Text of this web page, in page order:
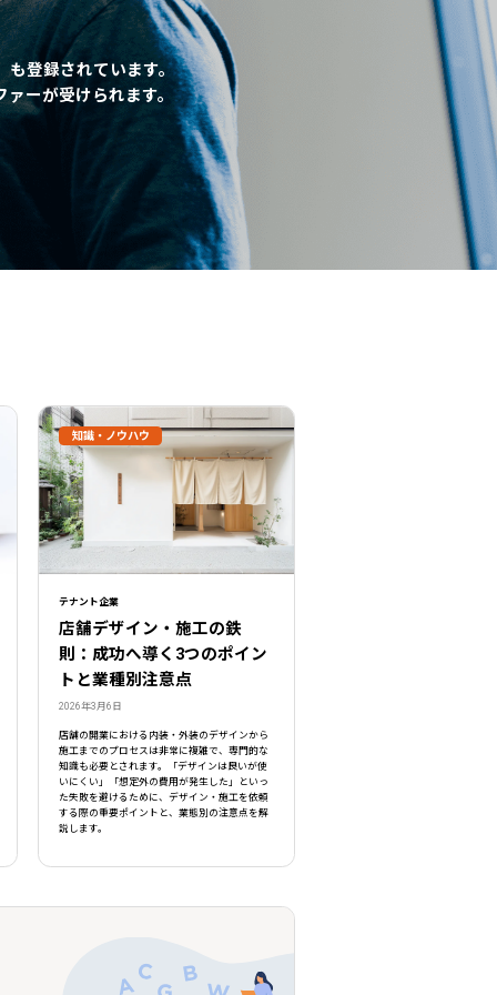
も登録されています。
ァーが受けられます。
テナント企業
店舗デザイン・施工の鉄
則：成功へ導く3つのポイン
トと業種別注意点
2026年3月6日
店舗の開業における内装・外装のデザインから
施工までのプロセスは非常に複雑で、専門的な
知識も必要とされます。「デザインは良いが使
いにくい」「想定外の費用が発生した」といっ
た失敗を避けるために、デザイン・施工を依頼
する際の重要ポイントと、業態別の注意点を解
説します。
知識・ノウハウ